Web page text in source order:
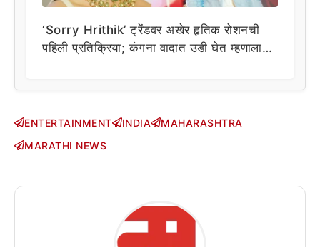
‘Sorry Hrithik’ ट्रेंडवर अखेर हृतिक रोशनची
पहिली प्रतिक्रिया; कंगना वादात उडी घेत म्हणाला…
ENTERTAINMENT INDIA
MAHARASHTRA
MARATHI NEWS